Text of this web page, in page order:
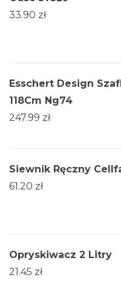
33.90 zł
Esschert Design
118Cm Ng74
247.99 zł
Siewnik Ręczny
61.20 zł
Opryskiwacz 2 Litry
21.45 zł